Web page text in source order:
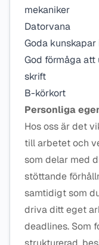
mekaniker
Datorvana
Goda
God förmåga
skrift
B-körkort
Personliga
Hos oss är det
till arbetet och
som delar med
stöttande
samtidigt som
driva ditt eget
deadlines. Som